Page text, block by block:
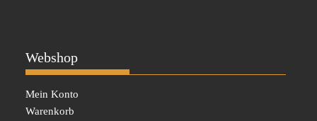
Webshop
Mein Konto
Warenkorb